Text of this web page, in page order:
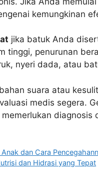
kemungkinan
jika batuk Anda
tinggi, penurunan
nyeri dada, atau
suara atau
medis segera.
diagnosis
dan Cara
dan Hidrasi yang Tepat